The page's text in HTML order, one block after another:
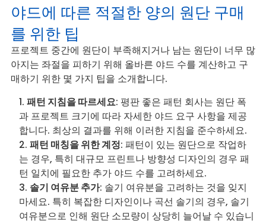
야드에 따른 적절한 양의 원단 구매
를 위한 팁
프로젝트 중간에 원단이 부족해지거나 남는 원단이 너무 많
아지는 좌절을 피하기 위해 올바른 야드 수를 계산하고 구
매하기 위한 몇 가지 팁을 소개합니다.
패턴 지침을 따르세요: 평판 좋은 패턴 회사는 원단 폭
과 프로젝트 크기에 따라 자세한 야드 요구 사항을 제공
합니다. 최상의 결과를 위해 이러한 지침을 준수하세요.
패턴 매칭을 위한 계정: 패턴이 있는 원단으로 작업하
는 경우, 특히 대규모 프린트나 방향성 디자인의 경우 패
턴 일치에 필요한 추가 야드 수를 고려하세요.
솔기 여유분 추가: 솔기 여유분을 고려하는 것을 잊지
마세요. 특히 복잡한 디자인이나 곡선 솔기의 경우, 솔기
여유분으로 인해 원단 소모량이 상당히 늘어날 수 있습니